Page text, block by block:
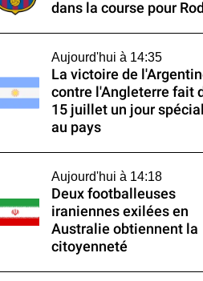
dans la course pour
Aujourd'hui à 14:35
La victoire de
contre l'Angleterre fait
15 juillet un jour spécial
au pays
Aujourd'hui à 14:18
Deux footballeuses
iraniennes exilées en
Australie obtiennent la
citoyenneté